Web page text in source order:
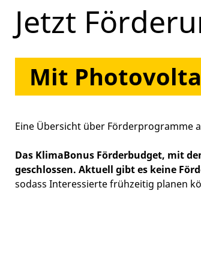
Jetzt
Mit
Eine Übersicht über Förderprogramme
Das KlimaBonus Förderbudget, mit
geschlossen. Aktuell gibt es keine
sodass Interessierte frühzeitig planen